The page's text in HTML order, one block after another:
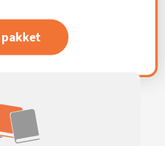
pakket